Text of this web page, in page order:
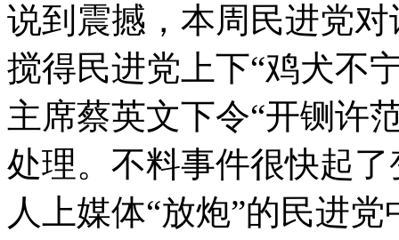
说到震撼，本周民进党
搅得民进党上下“鸡犬不
主席蔡英文下令“开铡许
处理。不料事件很快起
人上媒体“放炮”的民进